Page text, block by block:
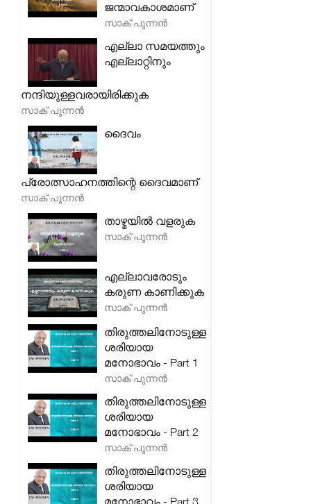
ജന്മാവകാശമാണ്
സാക് പുന്നൻ
എല്ലാ സമയത്തും
എല്ലാറ്റിനും
നന്ദിയുള്ളവരായിരിക്കുക
സാക് പുന്നൻ
ദൈവം
പ്രോത്സാഹനത്തിന്റെ ദൈവമാണ്
സാക് പുന്നൻ
താഴ്മയിൽ വളരുക
സാക് പുന്നൻ
എല്ലാവരോടും
കരുണ കാണിക്കുക
സാക് പുന്നൻ
തിരുത്തലിനോടുള്ള
ശരിയായ
മനോഭാവം - Part 1
സാക് പുന്നൻ
തിരുത്തലിനോടുള്ള
ശരിയായ
മനോഭാവം - Part 2
സാക് പുന്നൻ
തിരുത്തലിനോടുള്ള
ശരിയായ
മനോഭാവം - Part 3